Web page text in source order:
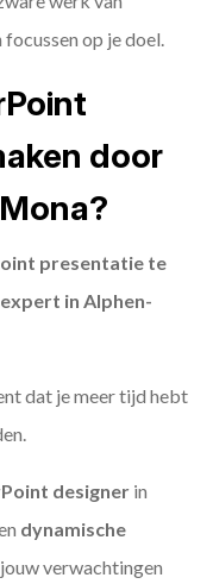
op je doel.
door
presentatie te
in Alphen-
dat je meer tijd hebt
designer in
dynamische
verwachtingen